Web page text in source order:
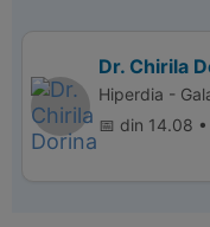
Dr. Chirila
Hiperdia -
📅 din 14.08